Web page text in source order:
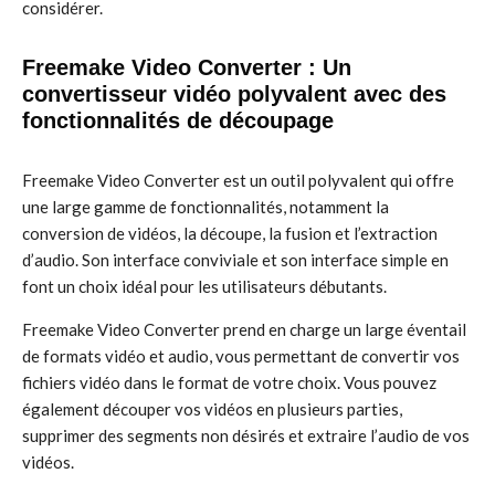
considérer.
Freemake Video Converter : Un
convertisseur vidéo polyvalent avec des
fonctionnalités de découpage
Freemake Video Converter est un outil polyvalent qui offre
une large gamme de fonctionnalités, notamment la
conversion de vidéos, la découpe, la fusion et l’extraction
d’audio. Son interface conviviale et son interface simple en
font un choix idéal pour les utilisateurs débutants.
Freemake Video Converter prend en charge un large éventail
de formats vidéo et audio, vous permettant de convertir vos
fichiers vidéo dans le format de votre choix. Vous pouvez
également découper vos vidéos en plusieurs parties,
supprimer des segments non désirés et extraire l’audio de vos
vidéos.